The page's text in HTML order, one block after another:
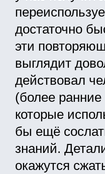
достаточно
эти
выглядит
действовал
(более
которые
бы ещё
знаний.
окажутся